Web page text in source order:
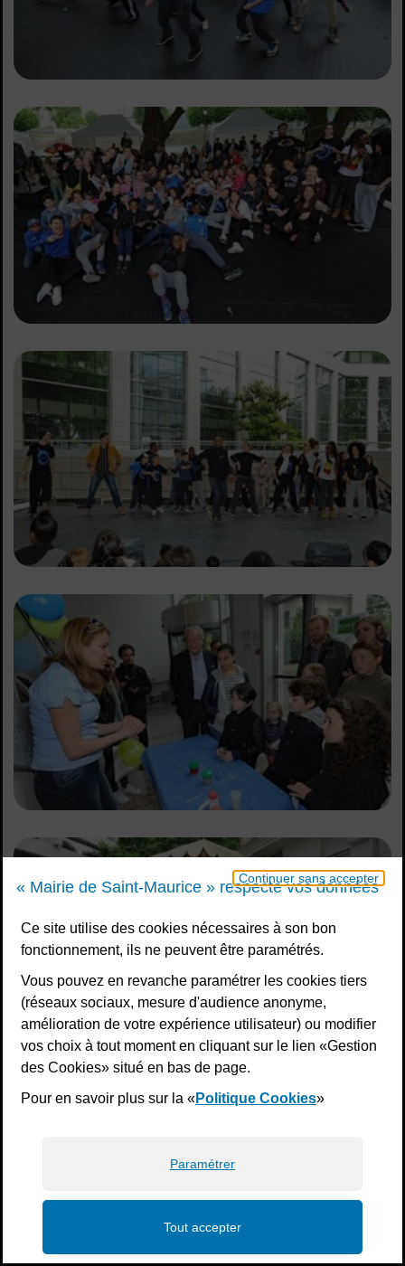
Continuer sans accepter
« Mairie de Saint-Maurice » respecte vos données
Ce site utilise des cookies nécessaires à son bon
fonctionnement, ils ne peuvent être paramétrés.
Vous pouvez en revanche paramétrer les cookies tiers
(réseaux sociaux, mesure d'audience anonyme,
amélioration de votre expérience utilisateur) ou modifier
vos choix à tout moment en cliquant sur le lien «Gestion
des Cookies» situé en bas de page.
Pour en savoir plus sur la «Politique Cookies»
Paramétrer
Tout accepter